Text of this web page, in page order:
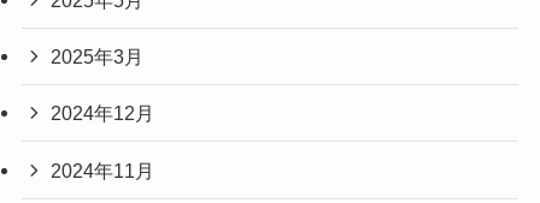
2025年3月
2024年12月
2024年11月